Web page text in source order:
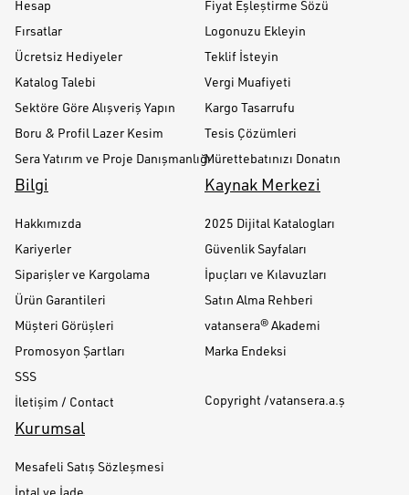
Hesap
Fırsatlar
Ücretsiz Hediyeler
Katalog Talebi
Sektöre Göre Alışveriş Yapın
Boru & Profil Lazer Kesim
Sera Yatırım ve Proje Danışmanlığı
Fiyat Eşleştirme Sözü
Logonuzu Ekleyin
Teklif İsteyin
Vergi Muafiyeti
Kargo Tasarrufu
Tesis Çözümleri
Mürettebatınızı Donatın
Bilgi
Hakkımızda
Kariyerler
Siparişler ve Kargolama
Ürün Garantileri
Müşteri Görüşleri
Promosyon Şartları
SSS
İletişim / Contact
Kaynak Merkezi
2025 Dijital Katalogları
Güvenlik Sayfaları
İpuçları ve Kılavuzları
Satın Alma Rehberi
vatansera® Akademi
Marka Endeksi
Copyright /vatansera.a.ş
Kurumsal
Mesafeli Satış Sözleşmesi
İptal ve İade